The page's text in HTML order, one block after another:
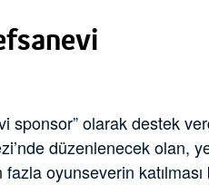
sponsor” olarak destek
düzenlenecek olan,
oyunseverin